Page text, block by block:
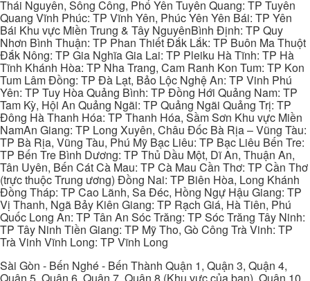
Thái Nguyên, Sông Công, Phổ Yên Tuyên Quang: TP Tuyên
Quang Vĩnh Phúc: TP Vĩnh Yên, Phúc Yên Yên Bái: TP Yên
Bái Khu vực Miền Trung & Tây NguyênBình Định: TP Quy
Nhơn Bình Thuận: TP Phan Thiết Đắk Lắk: TP Buôn Ma Thuột
Đắk Nông: TP Gia Nghĩa Gia Lai: TP Pleiku Hà Tĩnh: TP Hà
Tĩnh Khánh Hòa: TP Nha Trang, Cam Ranh Kon Tum: TP Kon
Tum Lâm Đồng: TP Đà Lạt, Bảo Lộc Nghệ An: TP Vinh Phú
Yên: TP Tuy Hòa Quảng Bình: TP Đồng Hới Quảng Nam: TP
Tam Kỳ, Hội An Quảng Ngãi: TP Quảng Ngãi Quảng Trị: TP
Đông Hà Thanh Hóa: TP Thanh Hóa, Sầm Sơn Khu vực Miền
NamAn Giang: TP Long Xuyên, Châu Đốc Bà Rịa – Vũng Tàu:
TP Bà Rịa, Vũng Tàu, Phú Mỹ Bạc Liêu: TP Bạc Liêu Bến Tre:
TP Bến Tre Bình Dương: TP Thủ Dầu Một, Dĩ An, Thuận An,
Tân Uyên, Bến Cát Cà Mau: TP Cà Mau Cần Thơ: TP Cần Thơ
(trực thuộc Trung ương) Đồng Nai: TP Biên Hòa, Long Khánh
Đồng Tháp: TP Cao Lãnh, Sa Đéc, Hồng Ngự Hậu Giang: TP
Vị Thanh, Ngã Bảy Kiên Giang: TP Rạch Giá, Hà Tiên, Phú
Quốc Long An: TP Tân An Sóc Trăng: TP Sóc Trăng Tây Ninh:
TP Tây Ninh Tiền Giang: TP Mỹ Tho, Gò Công Trà Vinh: TP
Trà Vinh Vĩnh Long: TP Vĩnh Long
Sài Gòn - Bến Nghé - Bến Thành Quận 1, Quận 3, Quận 4,
Quận 5, Quận 6, Quận 7, Quận 8 (Khu vực của bạn), Quận 10,